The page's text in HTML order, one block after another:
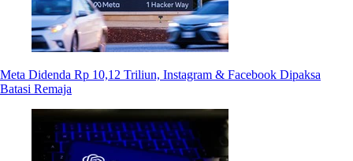
Meta Didenda Rp 10,12 Triliun, Instagram & Facebook Dipaksa
Batasi Remaja